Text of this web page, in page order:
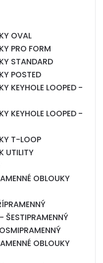
OVAL
PRO FORM
STANDARD
POSTED
KEYHOLE LOOPED -
KEYHOLE LOOPED -
T-LOOP
UTILITY
OBLOUKY
OBLOUKY